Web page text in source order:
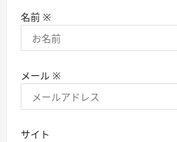
名前 ※
メール ※
サイト